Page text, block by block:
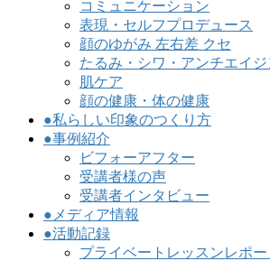
コミュニケーション
表現・セルフプロデュース
顔のゆがみ 左右差 クセ
たるみ・シワ・アンチエイ
肌ケア
顔の健康・体の健康
●私らしい印象のつくり方
●事例紹介
ビフォーアフター
受講者様の声
受講者インタビュー
●メディア情報
●活動記録
プライベートレッスンレポー